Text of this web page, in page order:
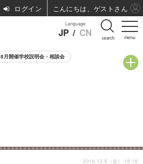
menu
Language
JP / CN search
8月開催学校説明会・相談会
2016.12.9（金） 16:16
ログイン こんにちは、ゲストさん